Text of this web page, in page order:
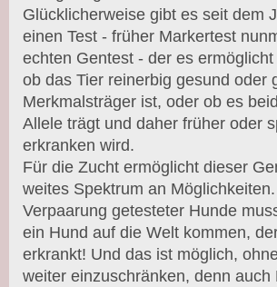
Glücklicherweise gibt es seit dem
einen Test - früher Markertest
echten Gentest - der es
ob das Tier reinerbig gesund oder
Merkmalsträger ist, oder ob es
Allele trägt und daher früher oder
erkranken wird.
Für die Zucht ermöglicht dieser
weites Spektrum an
Verpaarung getesteter Hunde
ein Hund auf die Welt kommen,
erkrankt! Und das ist möglich,
weiter einzuschränken, denn auch